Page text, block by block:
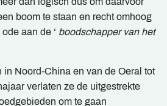
boom te staan en recht omhoog
aan de ‘ boodschapper van het
Noord-China en van de Oeral tot
verlaten ze de uitgestrekte
om te gaan